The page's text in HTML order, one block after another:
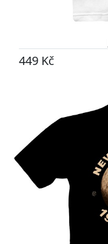
449 Kč